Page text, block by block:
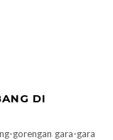
DI
gorengan gara-gara